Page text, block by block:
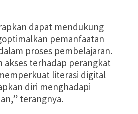
dapat mendukung
pemanfaatan
proses pembelajaran.
akses terhadap perangkat
literasi digital
diri menghadapi
terangnya.